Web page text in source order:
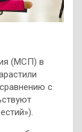
(МСП) в
с